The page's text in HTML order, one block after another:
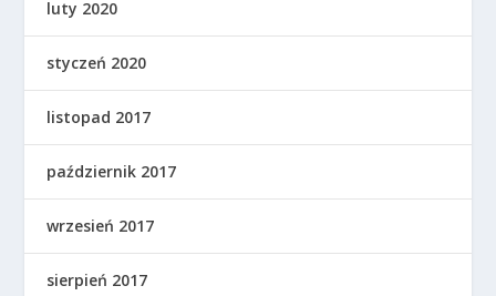
luty 2020
styczeń 2020
listopad 2017
październik 2017
wrzesień 2017
sierpień 2017